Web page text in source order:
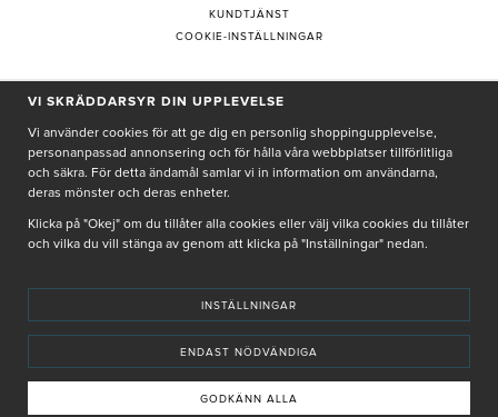
KUNDTJÄNST
COOKIE-INSTÄLLNINGAR
PRENUMERERA PÅ NYHETSBREV
Genom att ge min e-post, accepterar jag Seth och Sally integritetspolicy
De uppgifter du matar in kommer endast användas till våra nyhetsbrev.
INNEHÅLLET OCH REKOMMENDATIONERNA PÅ DENNA SIDA ÄR FRAMTAGNA OCH GRANSKADE
VI SKRÄDDARSYR DIN UPPLEVELSE
Vi använder cookies för att ge dig en personlig shoppingupplevelse,
personanpassad annonsering och för hålla våra webbplatser tillförlitliga
och säkra. För detta ändamål samlar vi in information om användarna,
deras mönster och deras enheter.
Klicka på "Okej" om du tillåter alla cookies eller välj vilka cookies du tillåter
och vilka du vill stänga av genom att klicka på "Inställningar" nedan.
INSTÄLLNINGAR
ENDAST NÖDVÄNDIGA
GODKÄNN ALLA